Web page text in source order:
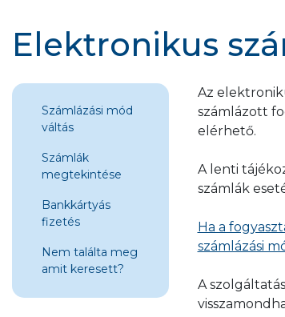
Elektronikus
Számlázási mód
váltás
Számlák
megtekintése
Bankkártyás
fizetés
Nem találta meg
amit keresett?
Az
számlázott
elérhető.
A lenti
számlák
Ha a
számlázási
A